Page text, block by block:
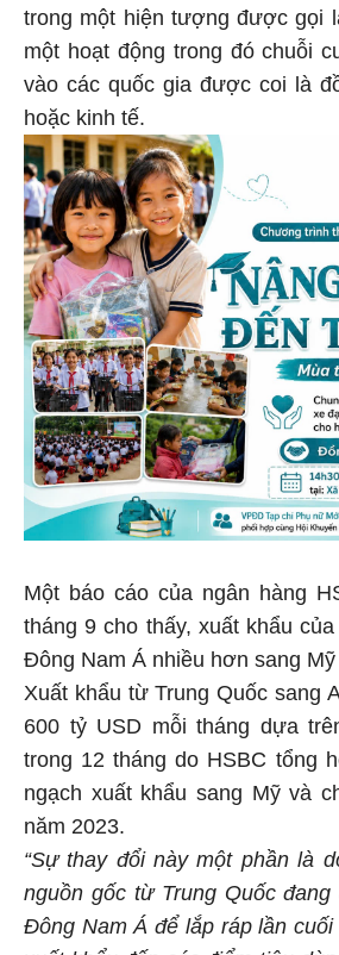
trong một hiện tượng được gọi
một hoạt động trong đó chuỗi
vào các quốc gia được coi là
hoặc kinh tế.
Một báo cáo của ngân hàng
tháng 9 cho thấy, xuất khẩu
Đông Nam Á nhiều hơn sang
Xuất khẩu từ Trung Quốc sang
600 tỷ USD mỗi tháng dựa
trong 12 tháng do HSBC tổng
ngạch xuất khẩu sang Mỹ và
năm 2023.
“Sự thay đổi này một phần là
nguồn gốc từ Trung Quốc
Đông Nam Á để lắp ráp lần